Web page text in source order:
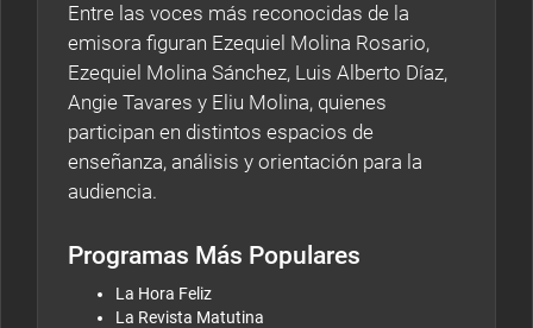
Entre las voces más reconocidas de la
emisora figuran Ezequiel Molina Rosario,
Ezequiel Molina Sánchez, Luis Alberto Díaz,
Angie Tavares y Eliu Molina, quienes
participan en distintos espacios de
enseñanza, análisis y orientación para la
audiencia.
Programas Más Populares
La Hora Feliz
La Revista Matutina